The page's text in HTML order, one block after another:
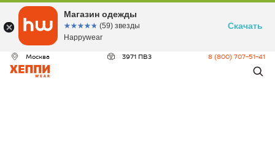
Москва 3971 ПВЗ 8 (800) 707-51-41
Магазин одежды
☆☆☆☆☆
★★★★★ (59) звезды
Happywear
Скачать